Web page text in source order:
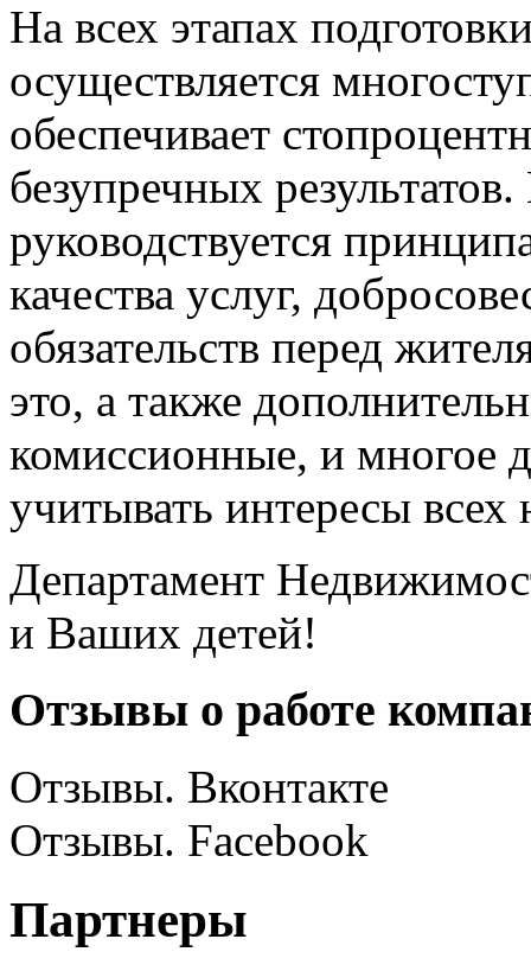
На всех этапах
осуществляется
обеспечивает
безупречных
руководствуется
качества услуг,
обязательств перед
это, а также
комиссионные, и многое
учитывать интересы
Департамент
и Ваших детей!
Отзывы о работе
Отзывы. Вконтакте
Отзывы. Facebook
Партнеры